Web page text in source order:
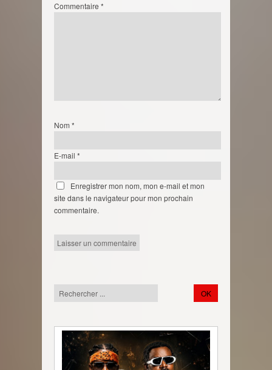
Commentaire *
Nom *
E-mail *
Enregistrer mon nom, mon e-mail et mon
site dans le navigateur pour mon prochain
commentaire.